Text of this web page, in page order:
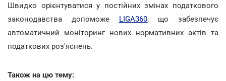
Швидко орієнтуватися у постійних змінах податкового
законодавства допоможе LIGA360, що забезпечує
автоматичний моніторинг нових нормативних актів та
податкових роз'яснень.
Також на цю тему: